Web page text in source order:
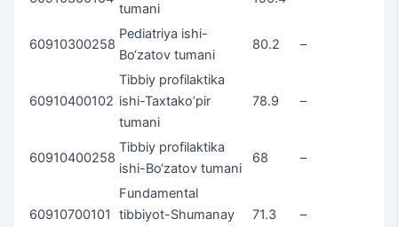
tumani
60910300258
Pediatriya ishi-
Bo‘zatov tumani
80.2 –
60910400102
Tibbiy profilaktika
ishi-Taxtako’pir
tumani
78.9 –
60910400258
Tibbiy profilaktika
ishi-Bo‘zatov tumani
68 –
60910700101
Fundamental
tibbiyot-Shumanay
71.3 –